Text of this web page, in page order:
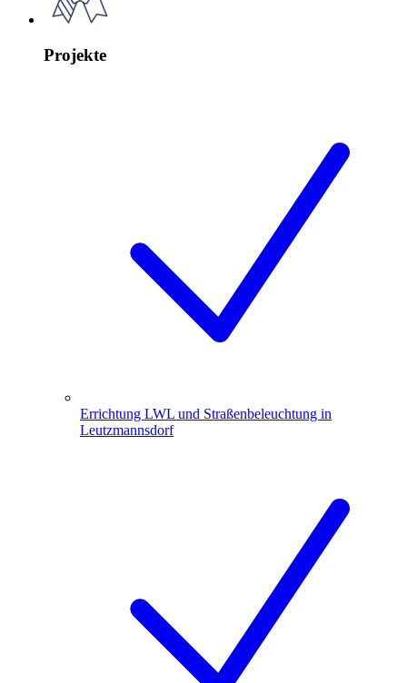
Projekte
Errichtung LWL und Straßenbeleuchtung in
Leutzmannsdorf